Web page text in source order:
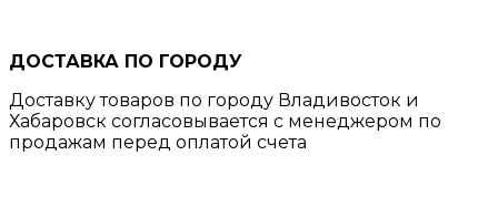
ДОСТАВКА ПО ГОРОДУ
Доставку товаров по городу Владивосток и
Хабаровск согласовывается с менеджером по
продажам перед оплатой счета